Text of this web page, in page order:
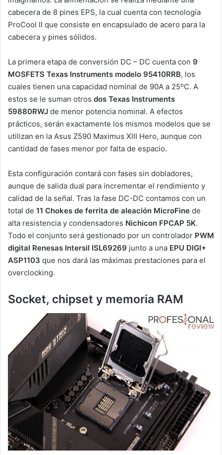
cabecera de 8 pines EPS, la cual cuenta con tecnología
ProCool II que consiste en encapsulado de acero para la
cabecera y pines sólidos.
La primera etapa de conversión DC – DC cuenta con 9
MOSFETS Texas Instruments modelo 95410RRB, los
cuales tienen una capacidad nominal de 90A a 25oC. A
estos se le suman otros dos Texas Instruments
59880RWJ de menor potencia nominal. A efectos
prácticos, serán exactamente los mismos modelos que se
utilizan en la Asus Z590 Maximus XIII Hero, aunque con
cantidad de fases menor por falta de espacio.
Esta configuración contará con fases sin dobladores,
aunque de salida dual para incrementar el rendimiento y
calidad de la señal. Tras la fase DC-DC contamos con un
total de 11 Chokes de ferrita de aleación MicroFine de
alta resistencia y condensadores Nichicon FPCAP 5K.
Todo el conjunto será gestionado por un controlador PWM
digital Renesas Intersil ISL69269 junto a una EPU DIGI+
ASP1103 que nos dará las máximas prestaciones para el
overclocking.
Socket, chipset y memoria RAM